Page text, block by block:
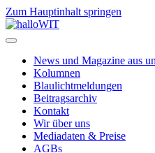
Zum Hauptinhalt springen
News und Magazine aus
Kolumnen
Blaulichtmeldungen
Beitragsarchiv
Kontakt
Wir über uns
Mediadaten & Preise
AGBs